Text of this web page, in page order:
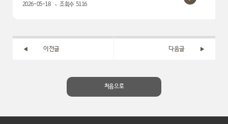
2026-05-18
조회수 5116
이전글 다음글
처음으로